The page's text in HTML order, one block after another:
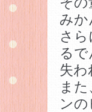
み
さ
る
失わ
ま
ン